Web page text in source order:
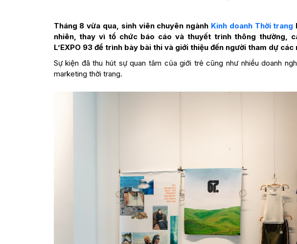
Tháng 8 vừa qua, sinh viên chuyên ngành Kinh doanh Thời trang
nhiên, thay vì tổ chức báo cáo và thuyết trình thông thường,
L’EXPO 93 để trình bày bài thi và giới thiệu đến người tham dự
Sự kiện đã thu hút sự quan tâm của giới trẻ cũng như nhiều doanh
marketing thời trang.